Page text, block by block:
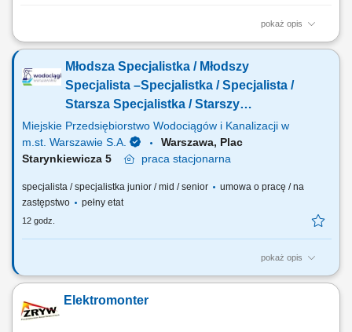
pokaż opis
Twój zakres obowiązków: Strategiczne zarządzanie relacjami z
długotrwałych i partnerskich relacji z kluczowymi klientami, zrozumienie
ich strategicznych celów i potrzeb. Rozwój biznesu i identyfikacja
nowych możliwości: aktywne...
Młodsza Specjalistka / Młodszy
Specjalista –Specjalistka / Specjalista /
Starsza Specjalistka / Starszy
Specjalista w Pionie Zamówień
Publicznych (k/m/n)
Miejskie Przedsiębiorstwo Wodociągów i Kanalizacji w
m.st. Warszawie S.A.
Warszawa, Plac
Starynkiewicza 5
praca stacjonarna
specjalista / specjalistka junior / mid / senior
umowa o pracę / na
zastępstwo
pełny etat
12 godz.
pokaż opis
Jakie będą Twoje obowiązki? sporządzanie - zgodnie z
całokształtu spraw mających na celu wyłonienie wykonawcy
zewnętrznego w procesie realizacji zakupów ogólnych na potrzeby
Elektromonter